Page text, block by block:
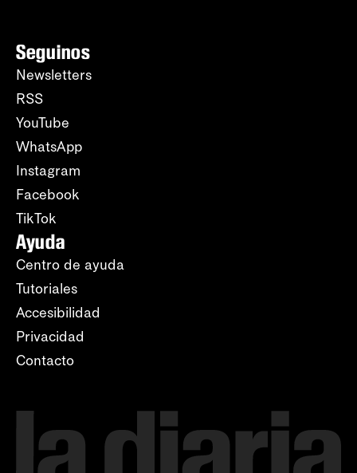
Seguinos
Newsletters
RSS
YouTube
WhatsApp
Instagram
Facebook
TikTok
Ayuda
Centro de ayuda
Tutoriales
Accesibilidad
Privacidad
Contacto